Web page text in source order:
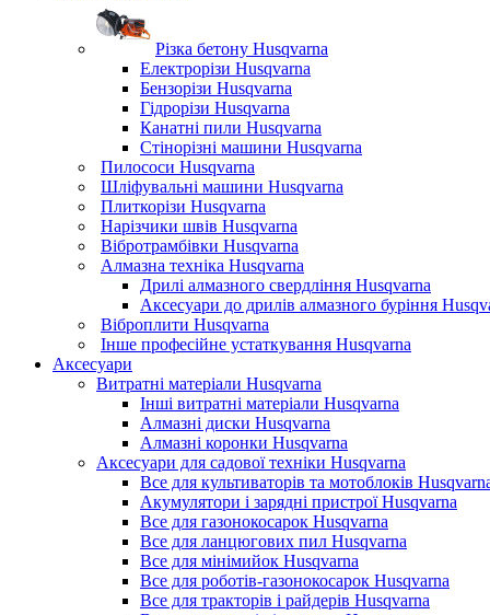
Різка бетону Husqvarna
Електрорізи Husqvarna
Бензорізи Husqvarna
Гідрорізи Husqvarna
Канатні пили Husqvarna
Стінорізні машини Husqvarna
Пилососи Husqvarna
Шліфувальні машини Husqvarna
Плиткорізи Husqvarna
Нарізчики швів Husqvarna
Вібротрамбівки Husqvarna
Алмазна техніка Husqvarna
Дрилі алмазного свердління Husqvarna
Аксесуари до дрилів алмазного буріння
Віброплити Husqvarna
Інше професійне устаткування Husqvarna
Аксесуари
Витратні матеріали Husqvarna
Інші витратні матеріали Husqvarna
Алмазні диски Husqvarna
Алмазні коронки Husqvarna
Аксесуари для садової техніки Husqvarna
Все для культиваторів та мотоблоків
Акумулятори і зарядні пристрої Husqvarna
Все для газонокосарок Husqvarna
Все для ланцюгових пил Husqvarna
Все для мінімийок Husqvarna
Все для роботів-газонокосарок Husqvarna
Все для тракторів і райдерів Husqvarna